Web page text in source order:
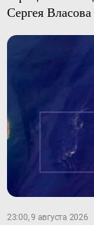
Сергея Власова
23:00, 9 августа 2026